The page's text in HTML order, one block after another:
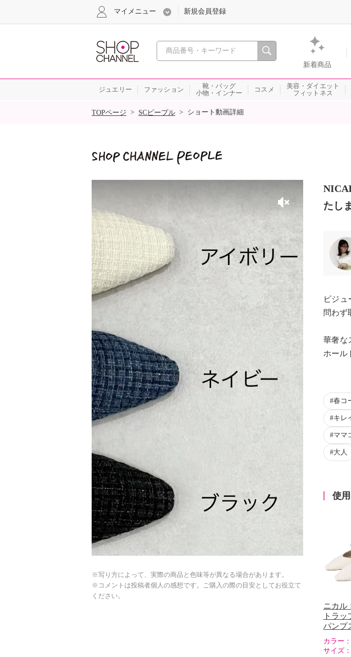
心おどる、瞬間を。通販・テレビショッピングの
新着商品
マイメニュー 新規会員登録
ジュエリー ファッション
靴・バッグ
小物・インナー
コスメ
美容・ダイエット
フィットネス
SALE
TOPページ > SCピープル > ショート動画詳細
※写り方によって、実際の商品と色味等が異なる場合があります。
※コメントは投稿者個人の感想です。ご購入の際の目安としてお役立て
ください。
たし
ビジュ
問わず
華奢な
ホール
春コ
キレ
ママ
大人
使
ニカル
トラッ
パンプ
カラー：
サイズ：